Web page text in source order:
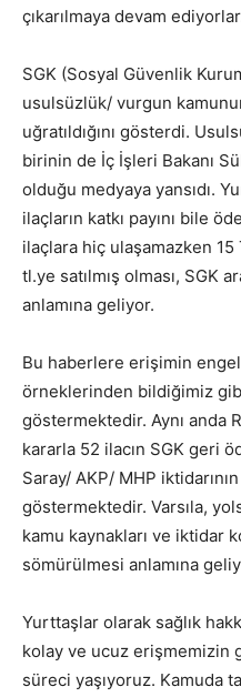
çıkarılmaya devam
SGK (Sosyal Güvenlik
usulsüzlük/ vurgun
uğratıldığını gösterdi.
birinin de İç İşleri Bakanı
olduğu medyaya yansıdı.
ilaçların katkı payını bile
ilaçlara hiç ulaşamazken 15
tl.ye satılmış olması, SGK
anlamına geliyor.
Bu haberlere erişimin
örneklerinden bildiğimiz
göstermektedir. Aynı anda
kararla 52 ilacın SGK geri
Saray/ AKP/ MHP iktidarının
göstermektedir. Varsıla,
kamu kaynakları ve iktidar
sömürülmesi anlamına
Yurttaşlar olarak sağlık
kolay ve ucuz erişmemizin
süreci yaşıyoruz. Kamuda